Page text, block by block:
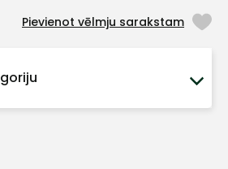
Pievienot vēlmju sarakstam